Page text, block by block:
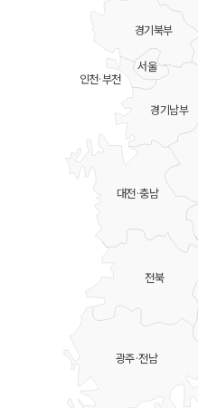
대전·충남
전북
광주·전남
경기북부
경기남부
서울
인천·부천